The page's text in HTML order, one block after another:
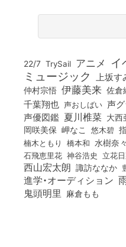
22/7 TrySail アニメ イ
ミュージック 上坂す
仲村宗悟 伊藤美来 佐倉
千葉翔也 声おしばい 声
声優図鑑 夏川椎菜 大西
岡咲美保 岬なこ 悠木碧
楠木ともり 橋本和 水樹奈々
石飛恵里花 神谷浩史 立花
西山宏太朗 諏訪ななか
進学・オーディション
鬼頭明里 麻倉もも